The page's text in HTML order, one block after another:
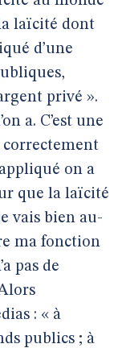
laïcité dont
d’une
privé ».
a. C’est une
correctement
on a
que la laïcité
vais bien au-
ma fonction
pas de
: « à
publics ; à